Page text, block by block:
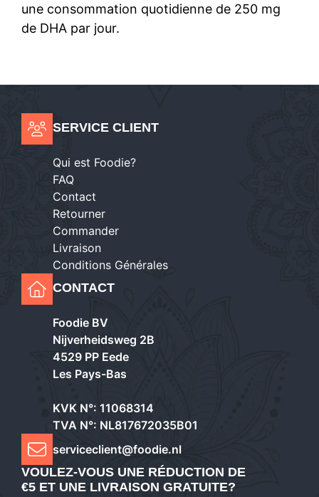
une consommation quotidienne de 250 mg
de DHA par jour.
SERVICE CLIENT
Qui est Foodie?
FAQ
Contact
Retourner
Commander
Livraison
Conditions Générales
CONTACT
Foodie BV
Nijverheidsweg 2B
4529 PP Eede
Les Pays-Bas
KVK N°: 11068314
TVA N°: NL817672035B01
serviceclient@foodie.nl
VOULEZ-VOUS UNE RÉDUCTION DE
€5 ET UNE LIVRAISON GRATUITE?